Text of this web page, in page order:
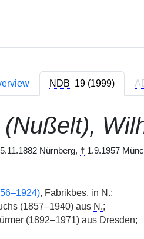
NDB 19 (1999)
(Nußelt),
Nürnberg, †1.9.1957
, Fabrikbes. in N.;
(1857–1940) aus N.;
(1892–1971) aus Dresden;